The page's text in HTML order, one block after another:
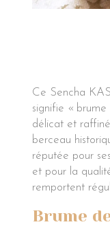
Ce Sencha
signifie «
délicat et
berceau
réputée pour
et pour la
remportent
Brume